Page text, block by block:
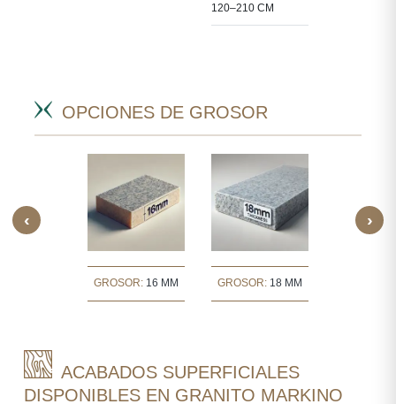
120–210 CM
OPCIONES DE GROSOR
‹
GROSOR: 16 MM GROSOR: 18 MM
›
ACABADOS SUPERFICIALES
DISPONIBLES EN GRANITO MARKINO